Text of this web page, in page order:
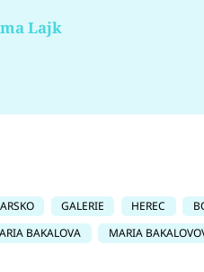
Lajk
GALERIE HEREC
BAKALOVA MARIA